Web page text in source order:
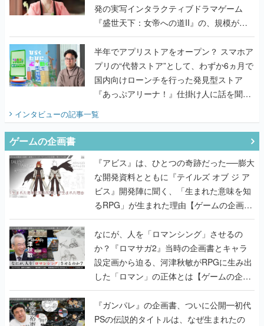
発の実写インタラクティブドラマゲーム
『盛世天下：女帝への道II』の、規模が違
うこだわりをプロデューサーに聞いた
半年でアプリストアをオープン？ スマホア
プリの“代替ストア”として、わずか6ヵ月で
国内向けローンチを行った発見型ストア
『あっぷアリーナ！』仕掛け人に話を聞い
てみた
インタビューの記事一覧
ゲームの企画書
『アビス』は、ひとつの奇跡だった──膨大
な開発資料とともに『テイルズ オブ ジ ア
ビス』開発陣に聞く、「生まれた意味を知
るRPG」が生まれた理由【ゲームの企画
書】
なにが、人を「ロマンシング」させるの
か？『ロマサガ2』当時の企画書とキャラ
設定画から迫る、河津秋敏がRPGに生み出
した「ロマン」の正体とは【ゲームの企画
書】
『ガンパレ』の企画書、ついに公開━初代
PSの伝説的タイトルは、なぜ生まれたの